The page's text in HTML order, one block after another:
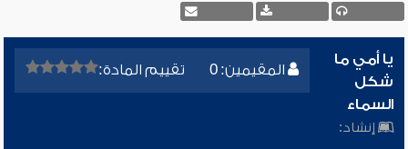
المقيمين: 0 تقييم المادة:
يا أمي ما
شكل
السماء
إنشاد: